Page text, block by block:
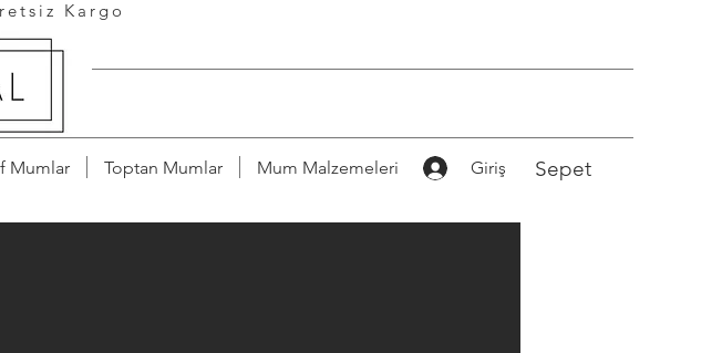
Mumlar Toptan Mumlar Mum Malzemeleri Giriş Sepet
Kargo